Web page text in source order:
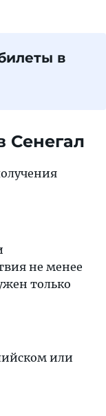
в
Сенегал
не менее
только
или